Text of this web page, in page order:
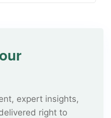
expert insights,
right to